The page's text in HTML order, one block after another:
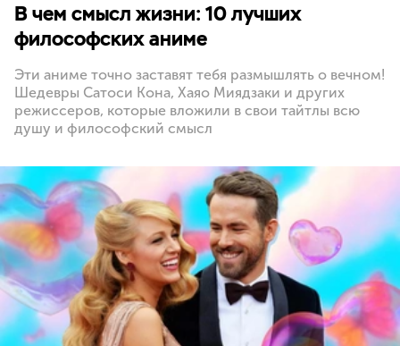
В чем смысл жизни: 10 лучших
философских аниме
Эти аниме точно заставят тебя размышлять о вечном!
Шедевры Сатоси Кона, Хаяо Миядзаки и других
режиссеров, которые вложили в свои тайтлы всю
душу и философский смысл